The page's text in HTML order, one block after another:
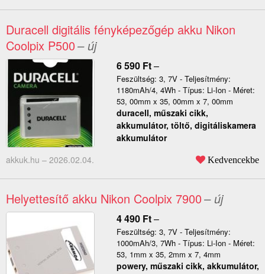
Duracell digitális fényképezőgép akku Nikon
Coolpix P500– új
6 590 Ft–
Feszültség: 3, 7V - Teljesítmény:
1180mAh/4, 4Wh - Típus: Li-Ion - Méret:
53, 00mm x 35, 00mm x 7, 00mm
duracell, műszaki cikk,
akkumulátor, töltő, digitáliskamera
akkumulátor
akkuk.hu – 2026.02.04. Kedvencekbe
Helyettesítő akku Nikon Coolpix 7900– új
4 490 Ft–
Feszültség: 3, 7V - Teljesítmény:
1000mAh/3, 7Wh - Típus: Li-Ion - Méret:
53, 1mm x 35, 2mm x 7, 4mm
powery, műszaki cikk, akkumulátor,